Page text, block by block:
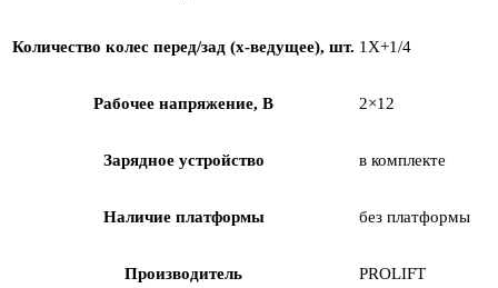
Количество колес перед/зад (x-ведущее), шт. 1X+1/4
Рабочее напряжение, В 2×12
Зарядное устройство в комплекте
Наличие платформы без платформы
Производитель PROLIFT